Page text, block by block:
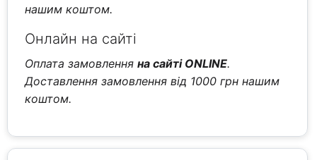
нашим коштом.
Онлайн на сайті
Оплата замовленняна сайті ONLINE.
Доставлення замовлення від 1000 грн нашим
коштом.